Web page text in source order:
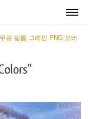
무료 필름 그레인 PNG 오버